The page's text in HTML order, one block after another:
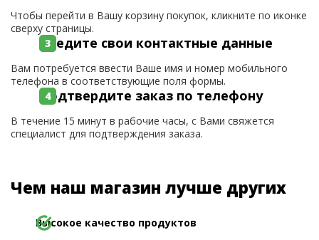
Чтобы перейти в Вашу корзину покупок, кликните по иконке
сверху страницы.
Введите свои контактные данные
Вам потребуется ввести Ваше имя и номер мобильного
телефона в соответствующие поля формы.
Подтвердите заказ по телефону
В течение 15 минут в рабочие часы, с Вами свяжется
специалист для подтверждения заказа.
Чем наш магазин лучше других
Высокое качество продуктов